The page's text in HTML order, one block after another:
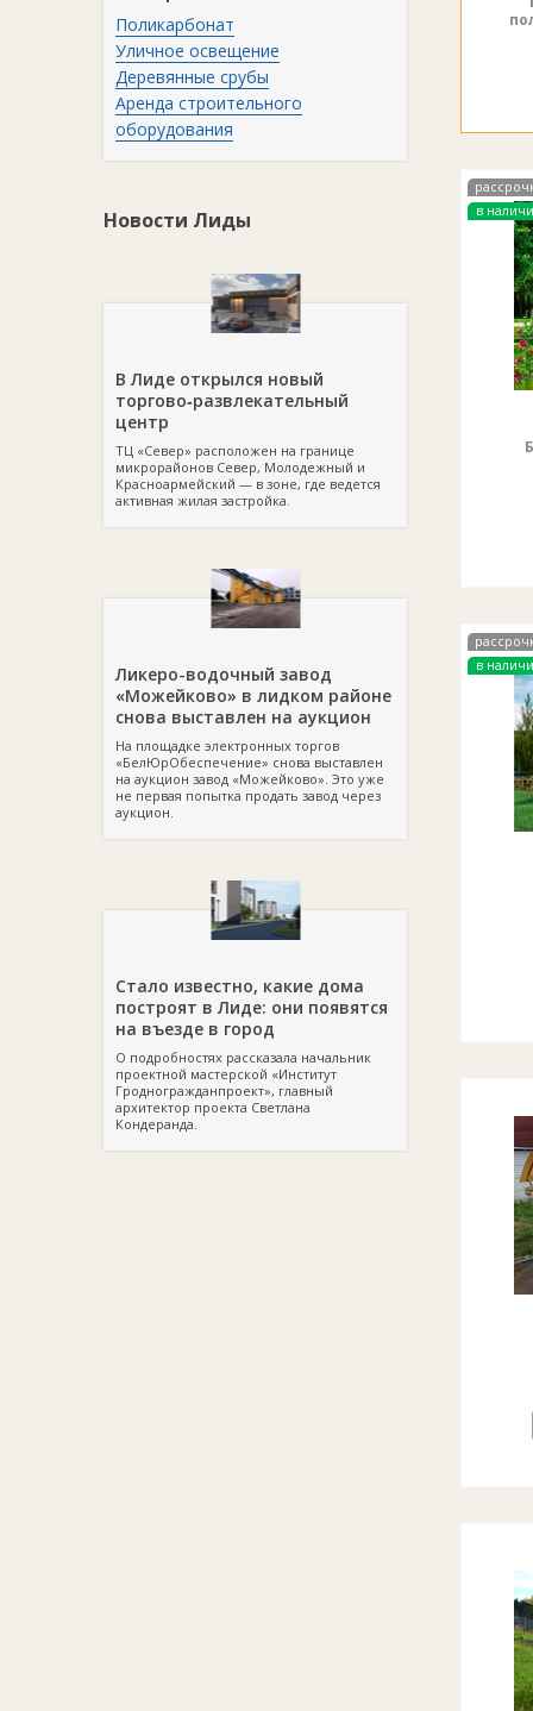
Поликарбонат
Уличное освещение
Деревянные срубы
Аренда строительного
оборудования
Новости Лиды
В Лиде открылся новый
торгово‑развлекательный
центр
ТЦ «Север» расположен на границе
микрорайонов Север, Молодежный и
Красноармейский — в зоне, где ведется
активная жилая застройка.
Ликеро-водочный завод
«Можейково» в лидком районе
снова выставлен на аукцион
На площадке электронных торгов
«БелЮрОбеспечение» снова выставлен
на аукцион завод «Можейково». Это уже
не первая попытка продать завод через
аукцион.
Стало известно, какие дома
построят в Лиде: они появятся
на въезде в город
О подробностях рассказала начальник
проектной мастерской «Институт
Гродногражданпроект», главный
архитектор проекта Светлана
Кондеранда.
в
в